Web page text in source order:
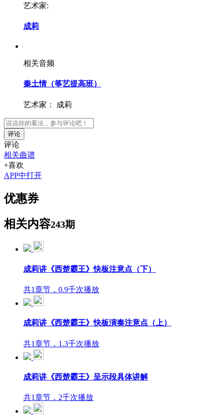
艺术家:
成莉
相关音频
秦土情（筝艺提高班）
艺术家： 成莉
评论
评论
相关曲谱
+喜欢
APP中打开
优惠券
相关内容243期
成莉讲《西楚霸王》快板注意点（下）
共1章节，0.9千次播放
成莉讲《西楚霸王》快板演奏注意点（上）
共1章节，1.3千次播放
成莉讲《西楚霸王》呈示段具体讲解
共1章节，2千次播放